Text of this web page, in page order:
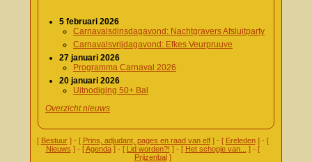
5 februari 2026
Carnavalsdinsdagavond: Nachtgravers Afsluitparty
Carnavalsvrijdagavond: Efkes Veurpruuve
27 januari 2026
Programma Carnaval 2026
20 januari 2026
Uitnodiging 50+ Bal
Overzicht nieuws
[ Bestuur] - [ Prins, adjudant, pages en raad van elf] - [ Ereleden] - [
Nieuws ] - [Agenda] - [ Lid worden?! ] - [ Het schopje van...
] - [
Prijzenbal]